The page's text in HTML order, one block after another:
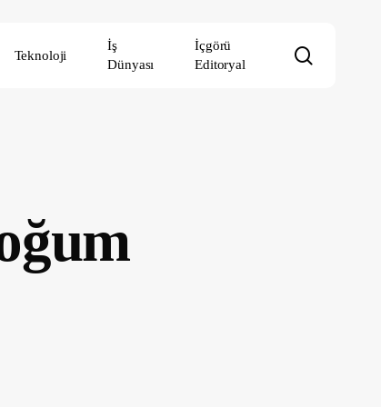
Teknoloji
İş
Dünyası
İçgörü
Editoryal